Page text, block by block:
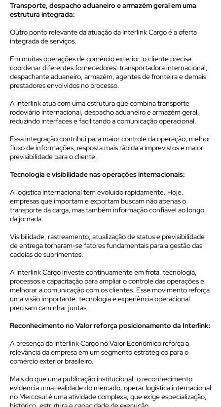
Transporte, despacho aduaneiro e armazém geral em uma
estrutura integrada:
Outro ponto relevante da atuação da Interlink Cargo é a oferta
integrada de serviços.
Em muitas operações de comércio exterior, o cliente precisa
coordenar diferentes fornecedores: transportadora internacional,
despachante aduaneiro, armazém, agentes de fronteira e demais
prestadores envolvidos no processo.
A Interlink atua com uma estrutura que combina transporte
rodoviário internacional, despacho aduaneiro e armazém geral,
reduzindo interfaces e facilitando a comunicação operacional.
Essa integração contribui para maior controle da operação, melhor
fluxo de informações, resposta mais rápida a imprevistos e maior
previsibilidade para o cliente.
Tecnologia e visibilidade nas operações internacionais:
A logística internacional tem evoluído rapidamente. Hoje,
empresas que importam e exportam buscam não apenas o
transporte da carga, mas também informação confiável ao longo
da jornada.
Visibilidade, rastreamento, atualização de status e previsibilidade
de entrega tornaram-se fatores fundamentais para a gestão das
cadeias de suprimentos.
A Interlink Cargo investe continuamente em frota, tecnologia,
processos e capacitação para ampliar o controle das operações e
melhorar a comunicação com os clientes. Esse movimento reforça
uma visão importante: tecnologia e experiência operacional
precisam caminhar juntas.
Reconhecimento no Valor reforça posicionamento da Interlink:
A presença da Interlink Cargo no Valor Econômico reforça a
relevância da empresa em um segmento estratégico para o
comércio exterior brasileiro.
Mais do que uma publicação institucional, o reconhecimento
evidencia uma realidade do mercado: operar logística internacional
no Mercosul é uma atividade complexa, que exige especialização,